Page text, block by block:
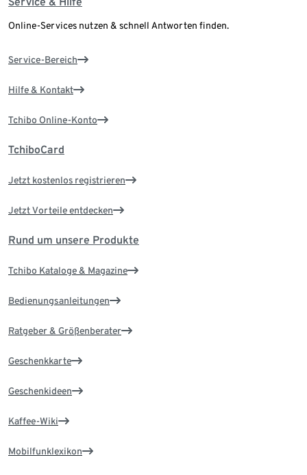
Online-Services nutzen & schnell Antworten finden.
Service-Bereich
Hilfe & Kontakt
Tchibo Online-Konto
TchiboCard
Jetzt kostenlos registrieren
Jetzt Vorteile entdecken
Rund um unsere Produkte
Tchibo Kataloge & Magazine
Bedienungsanleitungen
Ratgeber & Größenberater
Geschenkkarte
Geschenkideen
Kaffee-Wiki
Mobilfunklexikon